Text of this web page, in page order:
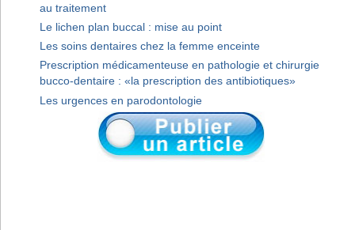
au traitement
Le lichen plan buccal : mise au point
Les soins dentaires chez la femme enceinte
Prescription médicamenteuse en pathologie et chirurgie
bucco-dentaire : «la prescription des antibiotiques»
Les urgences en parodontologie